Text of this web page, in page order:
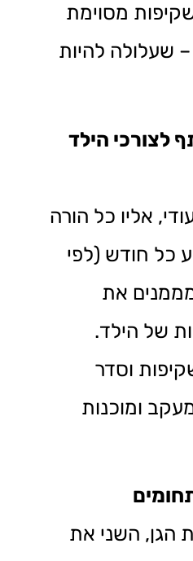
מסוימת
שעלולה להיות
לצורכי הילד
אליו כל הורה
כל חודש (לפי
את
של הילד.
וסדר
ומוכנות
הגן, השני את